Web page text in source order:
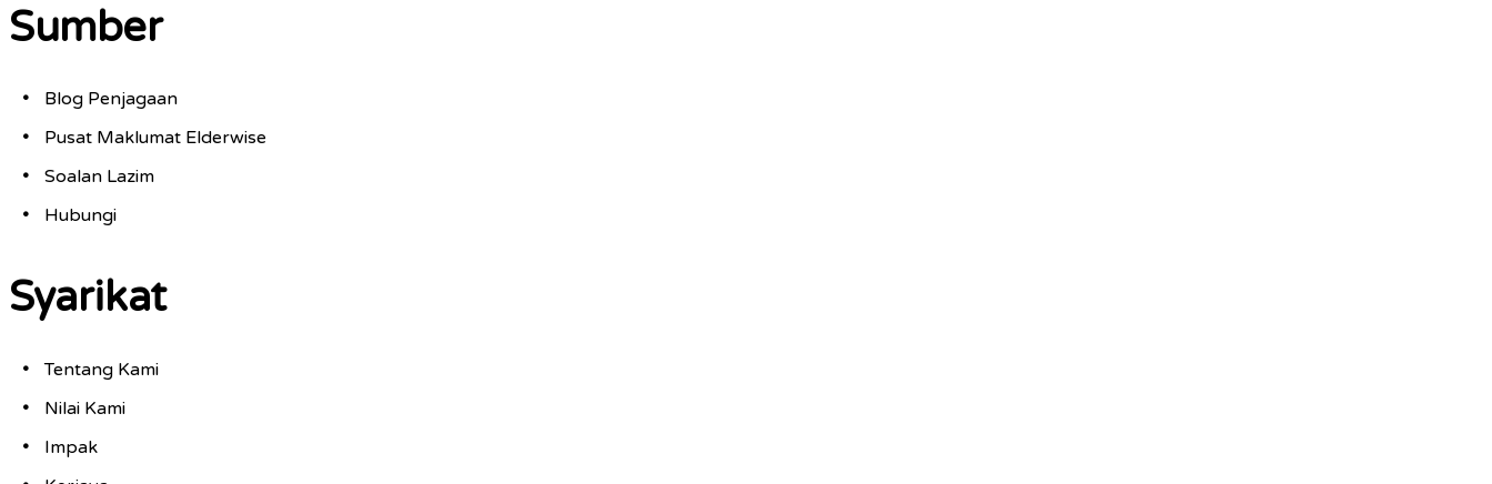
Sumber
Blog Penjagaan
Pusat Maklumat Elderwise
Soalan Lazim
Hubungi
Syarikat
Tentang Kami
Nilai Kami
Impak